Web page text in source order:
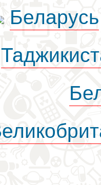
Беларусь